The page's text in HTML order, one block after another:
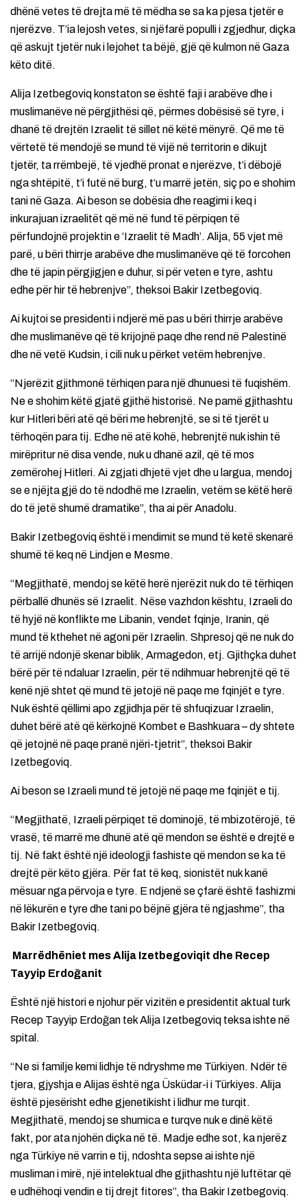
dhënë vetes të drejta më të mëdha se sa ka pjesa tjetër e
njerëzve. T’ia lejosh vetes, si njëfarë populli i zgjedhur, diçka
që askujt tjetër nuk i lejohet ta bëjë, gjë që kulmon në Gaza
këto ditë.
Alija Izetbegoviq konstaton se është faji i arabëve dhe i
muslimanëve në përgjithësi që, përmes dobësisë së tyre, i
dhanë të drejtën Izraelit të sillet në këtë mënyrë. Që me të
vërtetë të mendojë se mund të vijë në territorin e dikujt
tjetër, ta rrëmbejë, të vjedhë pronat e njerëzve, t’i dëbojë
nga shtëpitë, t’i futë në burg, t’u marrë jetën, siç po e shohim
tani në Gaza. Ai beson se dobësia dhe reagimi i keq i
inkurajuan izraelitët që më në fund të përpiqen të
përfundojnë projektin e ‘Izraelit të Madh’. Alija, 55 vjet më
parë, u bëri thirrje arabëve dhe muslimanëve që të forcohen
dhe të japin përgjigjen e duhur, si për veten e tyre, ashtu
edhe për hir të hebrenjve”, theksoi Bakir Izetbegoviq.
Ai kujtoi se presidenti i ndjerë më pas u bëri thirrje arabëve
dhe muslimanëve që të krijojnë paqe dhe rend në Palestinë
dhe në vetë Kudsin, i cili nuk u përket vetëm hebrenjve.
“Njerëzit gjithmonë tërhiqen para një dhunuesi të fuqishëm.
Ne e shohim këtë gjatë gjithë historisë. Ne pamë gjithashtu
kur Hitleri bëri atë që bëri me hebrenjtë, se si të tjerët u
tërhoqën para tij. Edhe në atë kohë, hebrenjtë nuk ishin të
mirëpritur në disa vende, nuk u dhanë azil, që të mos
zemërohej Hitleri. Ai zgjati dhjetë vjet dhe u largua, mendoj
se e njëjta gjë do të ndodhë me Izraelin, vetëm se këtë herë
do të jetë shumë dramatike”, tha ai për Anadolu.
Bakir Izetbegoviq është i mendimit se mund të ketë skenarë
shumë të keq në Lindjen e Mesme.
“Megjithatë, mendoj se këtë herë njerëzit nuk do të tërhiqen
përballë dhunës së Izraelit. Nëse vazhdon kështu, Izraeli do
të hyjë në konflikte me Libanin, vendet fqinje, Iranin, që
mund të kthehet në agoni për Izraelin. Shpresoj që ne nuk do
të arrijë ndonjë skenar biblik, Armagedon, etj. Gjithçka duhet
bërë për të ndaluar Izraelin, për të ndihmuar hebrenjtë që të
kenë një shtet që mund të jetojë në paqe me fqinjët e tyre.
Nuk është qëllimi apo zgjidhja për të shfuqizuar Izraelin,
duhet bërë atë që kërkojnë Kombet e Bashkuara – dy shtete
që jetojnë në paqe pranë njëri-tjetrit”, theksoi Bakir
Izetbegoviq.
Ai beson se Izraeli mund të jetojë në paqe me fqinjët e tij.
“Megjithatë, Izraeli përpiqet të dominojë, të mbizotërojë, të
vrasë, të marrë me dhunë atë që mendon se është e drejtë e
tij. Në fakt është një ideologji fashiste që mendon se ka të
drejtë për këto gjëra. Për fat të keq, sionistët nuk kanë
mësuar nga përvoja e tyre. E ndjenë se çfarë është fashizmi
në lëkurën e tyre dhe tani po bëjnë gjëra të ngjashme”, tha
Bakir Izetbegoviq.
Marrëdhëniet mes Alija Izetbegoviqit dhe Recep
Tayyip Erdoğanit
Është një histori e njohur për vizitën e presidentit aktual turk
Recep Tayyip Erdoğan tek Alija Izetbegoviq teksa ishte në
spital.
“Ne si familje kemi lidhje të ndryshme me Türkiyen. Ndër të
tjera, gjyshja e Alijas është nga Üsküdar-i i Türkiyes. Alija
është pjesërisht edhe gjenetikisht i lidhur me turqit.
Megjithatë, mendoj se shumica e turqve nuk e dinë këtë
fakt, por ata njohën diçka në të. Madje edhe sot, ka njerëz
nga Türkiye në varrin e tij, ndoshta sepse ai ishte një
musliman i mirë, një intelektual dhe gjithashtu një luftëtar që
e udhëhoqi vendin e tij drejt fitores”, tha Bakir Izetbegoviq.